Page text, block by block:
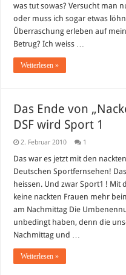
was tut sowas? Versucht man
oder muss ich sogar etwas
Überraschung erleben auf
Betrug? Ich weiss …
Weiterlesen »
Das Ende von
DSF wird Sport 1
2. Februar 2010 1
Das war es jetzt mit den
Deutschen Sportfernsehen!
heissen. Und zwar Sport1 ! Mit
keine nackten Frauen mehr
am Nachmittag Die
unbedingt haben, denn die
Nachmittag und …
Weiterlesen »